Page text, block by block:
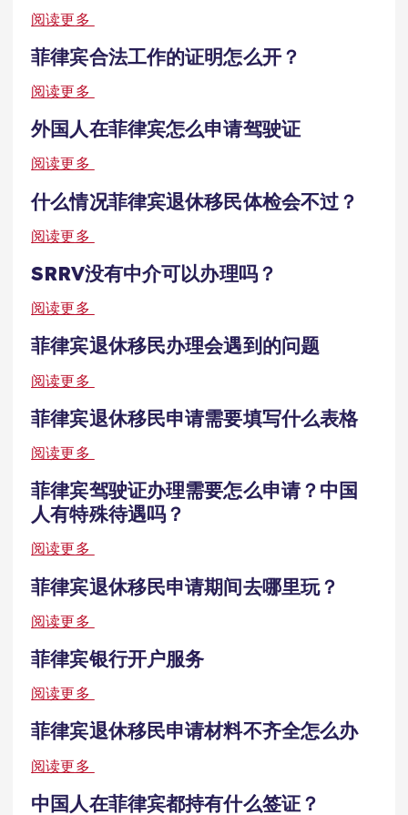
阅读更多
菲律宾合法工作的证明怎么开？
阅读更多
外国人在菲律宾怎么申请驾驶证
阅读更多
什么情况菲律宾退休移民体检会不过？
阅读更多
SRRV没有中介可以办理吗？
阅读更多
菲律宾退休移民办理会遇到的问题
阅读更多
菲律宾退休移民申请需要填写什么表格
阅读更多
菲律宾驾驶证办理需要怎么申请？中国
人有特殊待遇吗？
阅读更多
菲律宾退休移民申请期间去哪里玩？
阅读更多
菲律宾银行开户服务
阅读更多
菲律宾退休移民申请材料不齐全怎么办
阅读更多
中国人在菲律宾都持有什么签证？